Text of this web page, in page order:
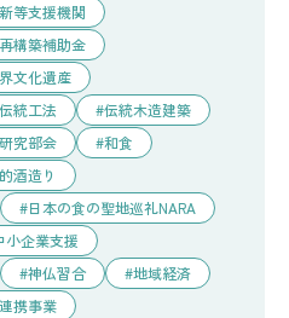
等支援機関
構築補助金
文化遺産
伝統工法
伝統木造建築
究部会
和食
酒造り
日本の食の聖地巡礼NARA
小企業支援
神仏習合
地域経済
携事業